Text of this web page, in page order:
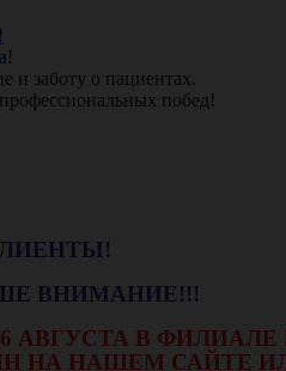
!
и заботу о пациентах.
побед!
ВНИМАНИЕ!!!
АВГУСТА В
НА НАШЕМ САЙТЕ